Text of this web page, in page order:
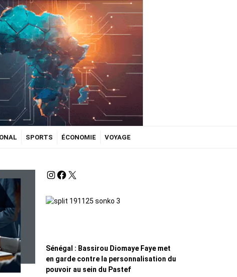
SPORTS ÉCONOMIE VOYAGE
Sénégal : Bassirou Diomaye Faye met
en garde contre la personnalisation du
pouvoir au sein du Pastef